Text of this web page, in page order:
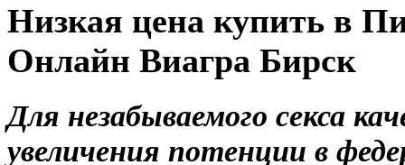
Низкая цена купить в
Онлайн Виагра Бирск
Для незабываемого секса
увеличения потенции в